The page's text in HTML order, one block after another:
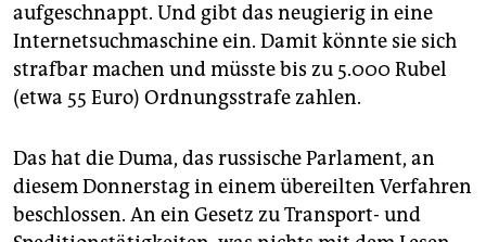
epaper login
aufgeschnappt. Und gibt das neugierig in eine
Internetsuchmaschine ein. Damit könnte sie sich
strafbar machen und müsste bis zu 5.000 Rubel
(etwa 55 Euro) Ordnungsstrafe zahlen.
Das hat die Duma, das russische Parlament, an
diesem Donnerstag in einem übereilten Verfahren
beschlossen. An ein Gesetz zu Transport- und